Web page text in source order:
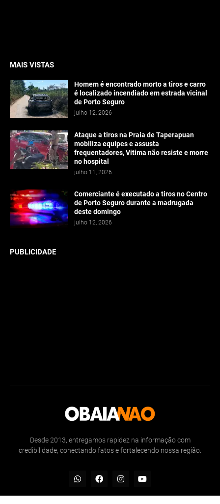
MAIS VISTAS
Homem é encontrado morto a tiros e carro
é localizado incendiado em estrada vicinal
de Porto Seguro
julho 12, 2026
Ataque a tiros na Praia de Taperapuan
mobiliza equipes e assusta
frequentadores, Vitima não resiste e morre
no hospital
julho 11, 2026
Comerciante é executado a tiros no Centro
de Porto Seguro durante a madrugada
deste domingo
julho 12, 2026
PUBLICIDADE
Desde 2013, entregamos rapidez na informação com
credibilidade, conectando fatos e fortalecendo nossa região.